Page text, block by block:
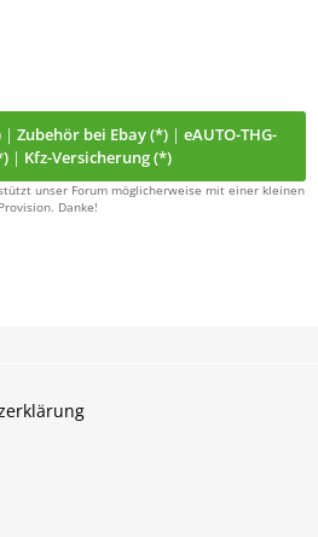
| Zubehör bei Ebay (*)| eAUTO-THG-
| Kfz-Versicherung (*)
unser Forum möglicherweise mit einer kleinen
Provision. Danke!